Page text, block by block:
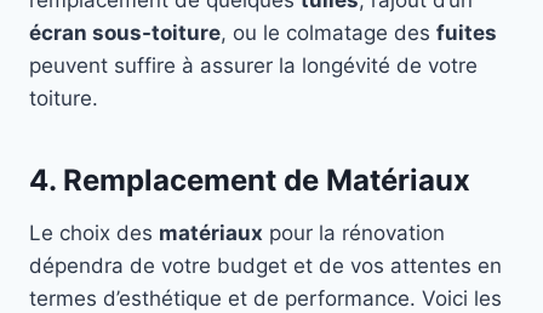
écran sous-toiture, ou le colmatage des fuites
peuvent suffire à assurer la longévité de votre
toiture.
4. Remplacement de Matériaux
Le choix des matériaux pour la rénovation
dépendra de votre budget et de vos attentes en
termes d’esthétique et de performance. Voici les